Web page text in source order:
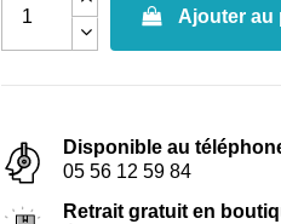
Ajouter au
Disponible au
05 56 12 59 84
Retrait gratuit en